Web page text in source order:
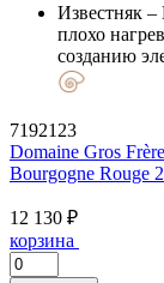
Известняк –
плохо
созданию
7192123
Domaine Gros
Bourgogne Rouge
12 130 ₽
корзина